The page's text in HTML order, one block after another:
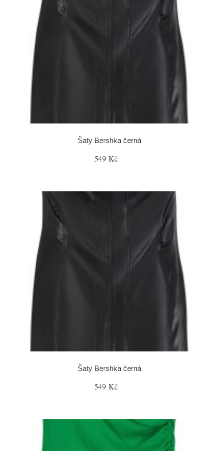
Šaty Bershka černá
549 Kč
Šaty Bershka černá
549 Kč